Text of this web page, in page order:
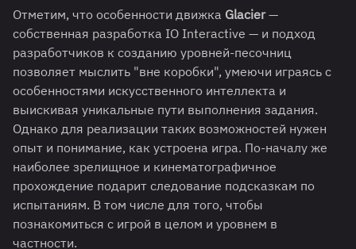
Отметим, что особенности движка Glacier—
собственная разработка IO Interactive — и подход
разработчиков к созданию уровней-песочниц
позволяет мыслить "вне коробки", умеючи играясь с
особенностями искусственного интеллекта и
выискивая уникальные пути выполнения задания.
Однако для реализации таких возможностей нужен
опыт и понимание, как устроена игра. По-началу же
наиболее зрелищное и кинематографичное
прохождение подарит следование подсказкам по
испытаниям. В том числе для того, чтобы
познакомиться с игрой в целом и уровнем в
частности.